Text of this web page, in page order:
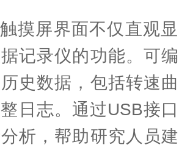
屏界面不仅直观显
记录仪的功能。可
史数据，包括转速
日志。通过USB接
析，帮助研究人员